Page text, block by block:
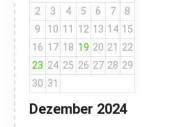
Dezember 2024
2
3 4 5 6 7
8
9
10 11 12 13 14 15
16 17 18 19 20 21
22
23 24 25 26 27 28 29
30 31